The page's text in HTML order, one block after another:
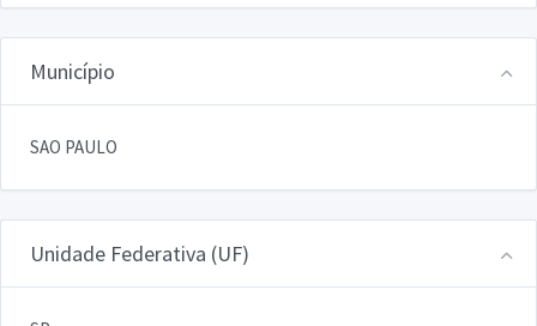
Município
SAO PAULO
Unidade Federativa (UF)